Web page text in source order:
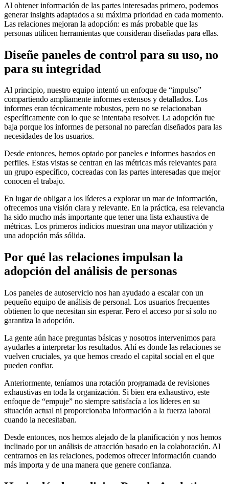
Al obtener información de las partes interesadas primero, podemos
generar insights adaptados a su máxima prioridad en cada momento.
Las relaciones mejoran la adopción: es más probable que las
personas utilicen herramientas que consideran diseñadas para ellas.
Diseñe paneles de control para su uso, no
para su integridad
Al principio, nuestro equipo intentó un enfoque de “impulso”
compartiendo ampliamente informes extensos y detallados. Los
informes eran técnicamente robustos, pero no se relacionaban
específicamente con lo que se intentaba resolver. La adopción fue
baja porque los informes de personal no parecían diseñados para las
necesidades de los usuarios.
Desde entonces, hemos optado por paneles e informes basados ​​en
perfiles. Estas vistas se centran en las métricas más relevantes para
un grupo específico, cocreadas con las partes interesadas que mejor
conocen el trabajo.
En lugar de obligar a los líderes a explorar un mar de información,
ofrecemos una visión clara y relevante. En la práctica, esa relevancia
ha sido mucho más importante que tener una lista exhaustiva de
métricas. Los primeros indicios muestran una mayor utilización y
una adopción más sólida.
Por qué las relaciones impulsan la
adopción del análisis de personas
Los paneles de autoservicio nos han ayudado a escalar con un
pequeño equipo de análisis de personal. Los usuarios frecuentes
obtienen lo que necesitan sin esperar. Pero el acceso por sí solo no
garantiza la adopción.
La gente aún hace preguntas básicas y nosotros intervenimos para
ayudarles a interpretar los resultados. Ahí es donde las relaciones se
vuelven cruciales, ya que hemos creado el capital social en el que
pueden confiar.
Anteriormente, teníamos una rotación programada de revisiones
exhaustivas en toda la organización. Si bien era exhaustivo, este
enfoque de “empuje” no siempre satisfacía a los líderes en su
situación actual ni proporcionaba información a la fuerza laboral
cuando la necesitaban.
Desde entonces, nos hemos alejado de la planificación y nos hemos
inclinado por un análisis de atracción basado en la colaboración. Al
centrarnos en las relaciones, podemos ofrecer información cuando
más importa y de una manera que genere confianza.